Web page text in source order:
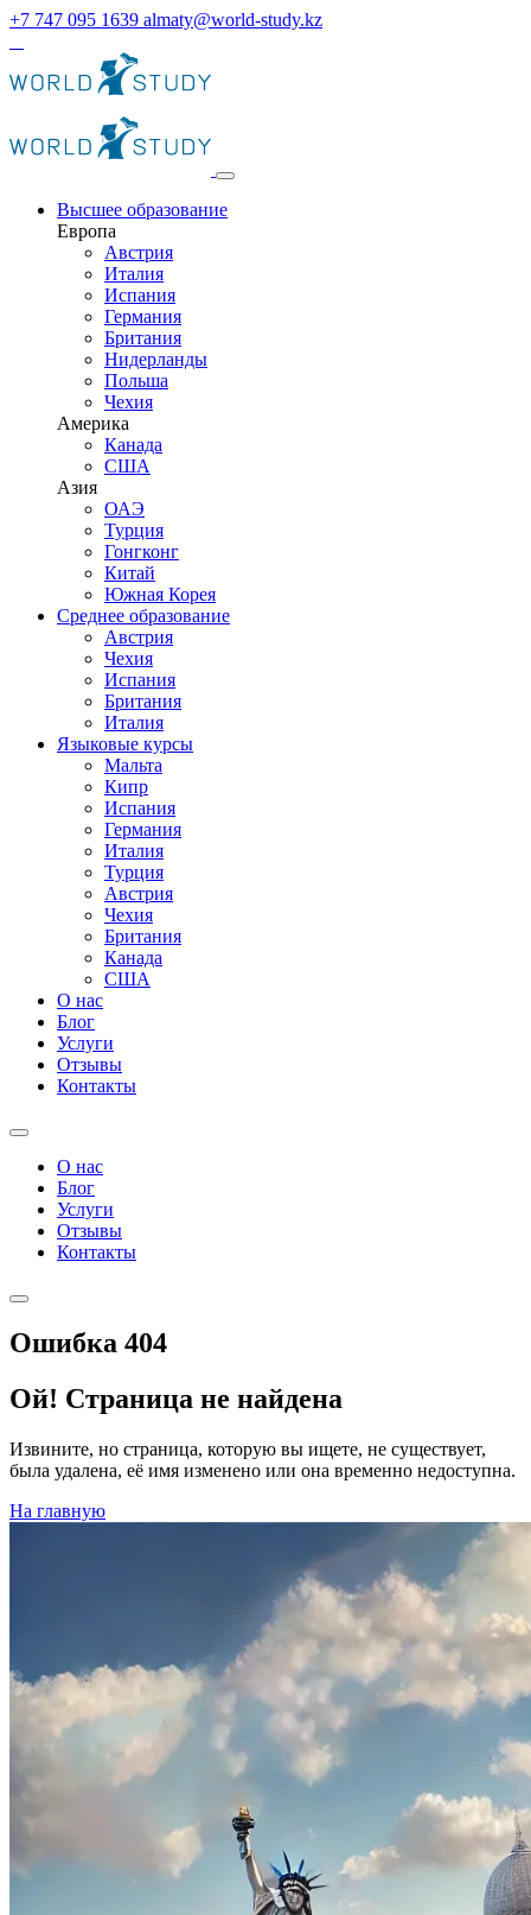
+7 747 095 1639 almaty@world-study.kz
Высшее образование
Европа
Австрия
Италия
Испания
Германия
Британия
Нидерланды
Польша
Чехия
Америка
Канада
США
Азия
ОАЭ
Турция
Гонгконг
Китай
Южная Корея
Среднее образование
Австрия
Чехия
Испания
Британия
Италия
Языковые курсы
Мальта
Кипр
Испания
Германия
Италия
Турция
Австрия
Чехия
Британия
Канада
США
О нас
Блог
Услуги
Отзывы
Контакты
О нас
Блог
Услуги
Отзывы
Контакты
Ошибка 404
Ой! Страница не найдена
Извините, но страница, которую вы ищете, не существует,
была удалена, её имя изменено или она временно недоступна.
На главную